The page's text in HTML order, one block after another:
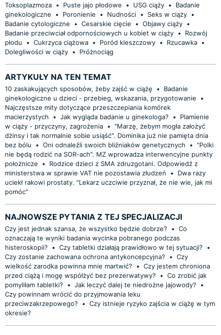
Toksoplazmoza • Puste jajo płodowe • USG ciąży •
Badanie
ginekologiczne
• Poronienie • Nudności • Seks w ciąży •
Badanie cytologiczne
• Cesarskie cięcie • Objawy ciąży •
Badanie przeciwciał odpornościowych u kobiet w ciąży •
Rozwój
płodu
• Cukrzyca ciążowa • Poród kleszczowy • Rzucawka •
Dolegliwości w ciąży • Próżnociąg
ARTYKUŁY NA TEN TEMAT
10 zaskakujących sposobów, żeby zajść w ciążę •
Badanie
ginekologiczne u dzieci - przebieg, wskazania, przygotowanie
•
Najczęstsze mity dotyczące przeszczepiania komórek
macierzystych
• Jak wygląda badanie u ginekologa? •
Plamienie
w ciąży - przyczyny, zagrożenia •
"Marzę, żebym mogła założyć
dżinsy i tak normalnie sobie usiąść". Dominika już nie pamięta dnia
bez bólu
• Oni odnaleźli swoich bliźniaków genetycznych •
"Polki
nie będą rodzić na SOR-ach". MZ wprowadza interwencyjne punkty
położnicze
•
Rodzice dzieci z SMA zdruzgotani. Odpowiedź z
ministerstwa w sprawie VAT nie pozostawia złudzeń
•
Dwa razy
uciekł rakowi prostaty. "Lekarz uczciwie przyznał, że nie wie, jak mi
pomóc"
NAJNOWSZE PYTANIA Z TEJ SPECJALIZACJI
Czy jest jednak szansa, że wszystko będzie dobrze? • Co
oznaczają te wyniki badania wycinka pobranego podczas
histeroskopii?
• Czy tabletki działają prawidłowo w tej sytuacji?
•
Czy zostanie zachowana ochrona antykoncepcyjna?
• Czy
wielkość zarodka powinna mnie martwić?
• Czy jestem chroniona
przed ciążą i mogę współżyć bez prezerwatywy?
• Co zrobić jak
pomyliłam tabletki?
• Jak leczyć dalej te niedrożne jajowody?
•
Czy powinnam wrócić do przyjmowania leku
przeciwzakrzepowego?
• Czy istnieje ryzyko zajścia w ciążę w tym
okresie?